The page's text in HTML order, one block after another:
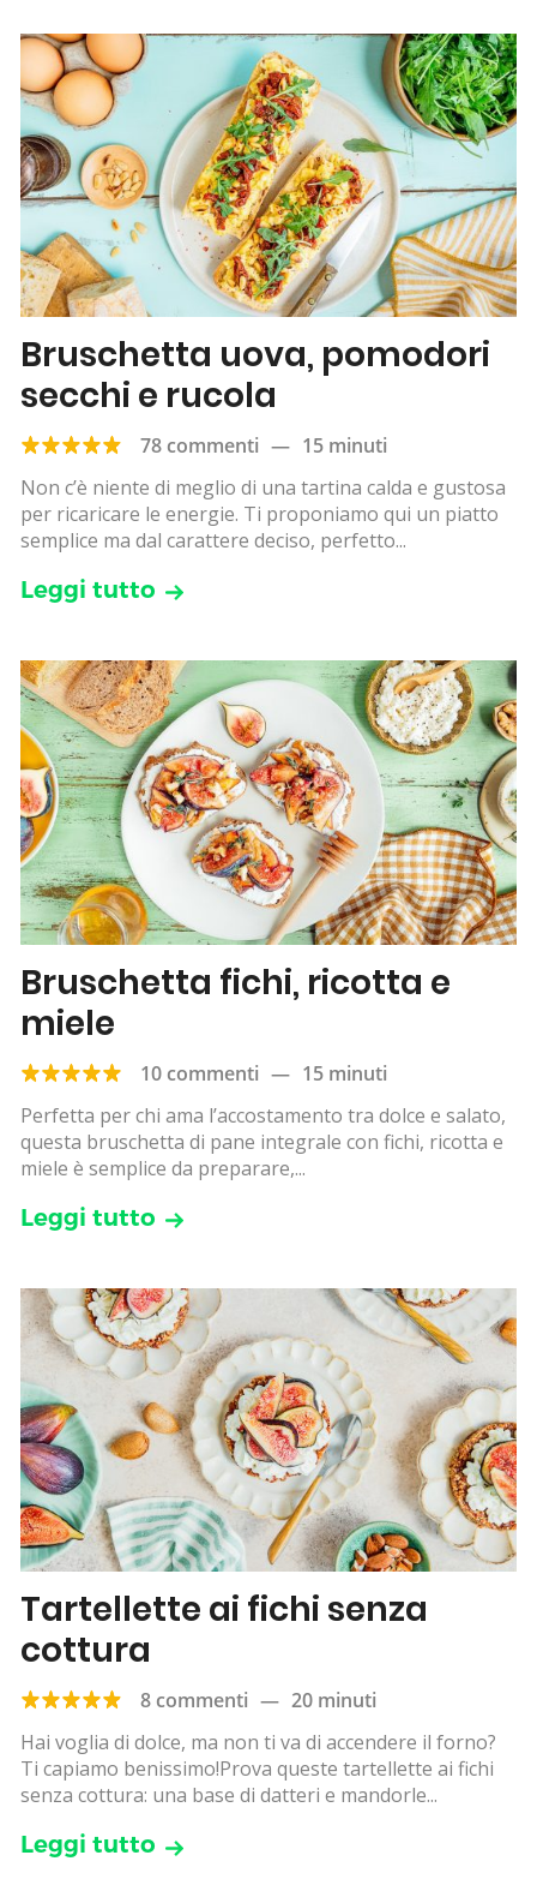
Bruschetta uova, pomodori
secchi e rucola
78 commenti — 15 minuti
Non c’è niente di meglio di una tartina calda e gustosa
per ricaricare le energie. Ti proponiamo qui un piatto
semplice ma dal carattere deciso, perfetto...
Leggi tutto
Bruschetta fichi, ricotta e
miele
10 commenti — 15 minuti
Perfetta per chi ama l’accostamento tra dolce e salato,
questa bruschetta di pane integrale con fichi, ricotta e
miele è semplice da preparare,...
Leggi tutto
Tartellette ai fichi senza
cottura
8 commenti — 20 minuti
Hai voglia di dolce, ma non ti va di accendere il forno?
Ti capiamo benissimo!Prova queste tartellette ai fichi
senza cottura: una base di datteri e mandorle...
Leggi tutto